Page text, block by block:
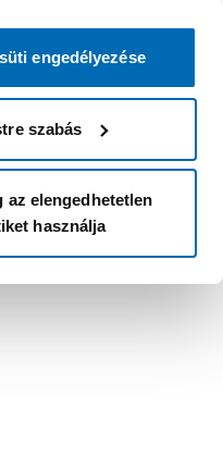
engedélyezése
szabás
az elengedhetetlen
használja